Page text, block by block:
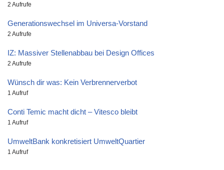
2 Aufrufe
Generationswechsel im Universa-Vorstand
2 Aufrufe
IZ: Massiver Stellenabbau bei Design Offices
2 Aufrufe
Wünsch dir was: Kein Verbrennerverbot
1 Aufruf
Conti Temic macht dicht – Vitesco bleibt
1 Aufruf
UmweltBank konkretisiert UmweltQuartier
1 Aufruf